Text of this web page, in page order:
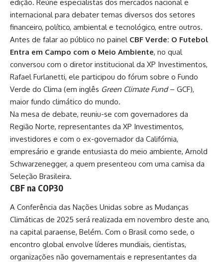
edição. Reúne especialistas dos mercados nacional e
internacional para debater temas diversos dos setores
financeiro, político, ambiental e tecnológico, entre outros.
Antes de falar ao público no painel CBF Verde: O Futebol
Entra em Campo com o Meio Ambiente, no qual
conversou com o diretor institucional da XP Investimentos,
Rafael Furlanetti, ele participou do fórum sobre o Fundo
Verde do Clima (em inglês Green Climate Fund– GCF),
maior fundo climático do mundo.
Na mesa de debate, reuniu-se com governadores da
Região Norte, representantes da XP Investimentos,
investidores e com o ex-governador da Califórnia,
empresário e grande entusiasta do meio ambiente, Arnold
Schwarzenegger, a quem presenteou com uma camisa da
Seleção Brasileira.
CBF na COP30
A Conferência das Nações Unidas sobre as Mudanças
Climáticas de 2025 será realizada em novembro deste ano,
na capital paraense, Belém. Com o Brasil como sede, o
encontro global envolve líderes mundiais, cientistas,
organizações não governamentais e representantes da